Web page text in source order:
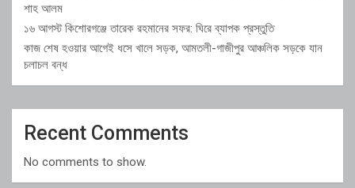
শাহ আলম
১৬ আগস্ট কিশোরগঞ্জে তারেক রহমানের সফর: ঘিরে ব্যাপক প্রস্তুতি
কাজ শেষ হওয়ার আগেই ধসে খালে সড়ক, আমতলী-গাজীপুর আঞ্চলিক সড়কে যান
চলাচল বন্ধ
Recent Comments
No comments to show.